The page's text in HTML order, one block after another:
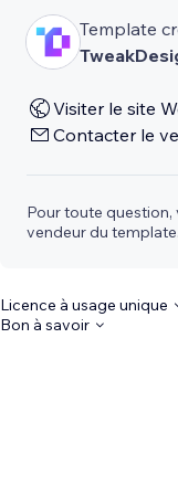
Template
Visiter le site
Contacter le
Pour toute
vendeur du template.
Licence à usage unique
Bon à savoir